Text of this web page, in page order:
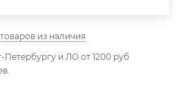
из наличия
Петербургу и ЛО от 1200 руб